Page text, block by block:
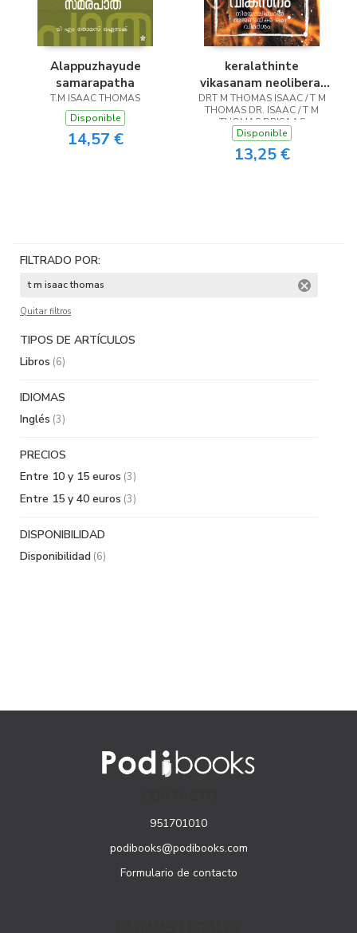
Alappuzhayude
samarapatha
T.M ISAAC THOMAS
Disponible
14,57 €
keralathinte
vikasanam neoliberal
agendakku oru
vimarsham
DRT M THOMAS ISAAC / T M
THOMAS DR. ISAAC / T M
THOMAS DRISAAC
Disponible
13,25 €
FILTRADO POR:
t m isaac thomas
Quitar filtros
TIPOS DE ARTÍCULOS
Libros (6)
IDIOMAS
Inglés (3)
PRECIOS
Entre 10 y 15 euros (3)
Entre 15 y 40 euros (3)
DISPONIBILIDAD
Disponibilidad (6)
951701010
podibooks@podibooks.com
Formulario de contacto